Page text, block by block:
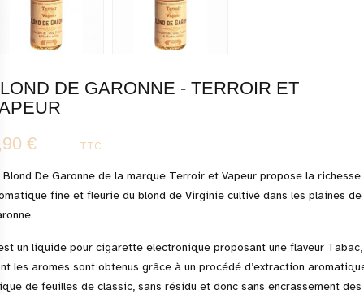
DE GARONNE - TERROIR ET
€
TTC
Blond De Garonne de la marque Terroir et Vapeur propose la richesse
fine et fleurie du blond de Virginie cultivé dans les plaines de
un liquide pour cigarette electronique proposant une flaveur Tabac,
les aromes sont obtenus grâce à un procédé d’extraction
de feuilles de classic, sans résidu et donc sans encrassement des